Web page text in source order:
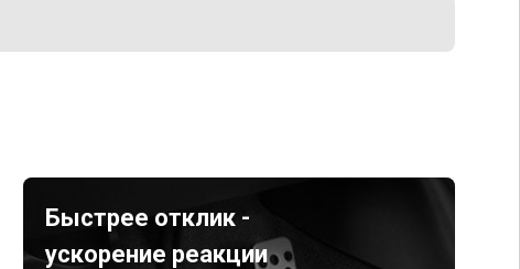
Быстрее отклик -
ускорение реакции